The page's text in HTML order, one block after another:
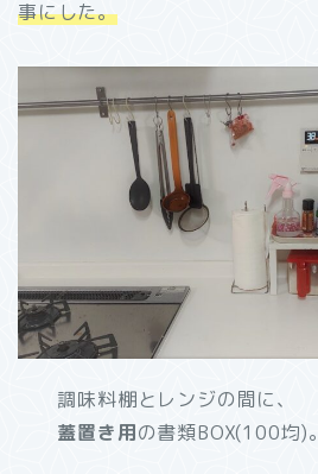
事にした。
調味料棚とレンジの間に、
蓋置き用の書類BOX(100均)。